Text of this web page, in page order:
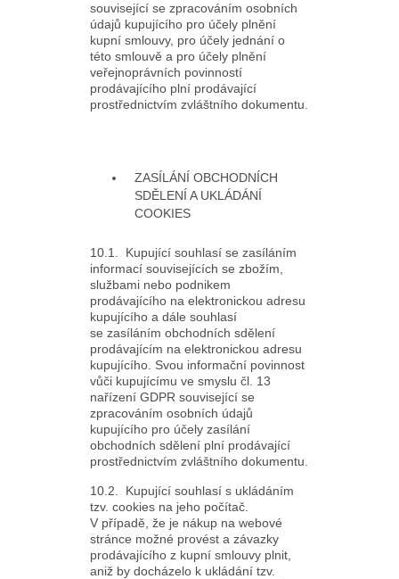
související se zpracováním osobních
údajů kupujícího pro účely plnění
kupní smlouvy, pro účely jednání o
této smlouvě a pro účely plnění
veřejnoprávních povinností
prodávajícího plní prodávající
prostřednictvím zvláštního dokumentu.
ZASÍLÁNÍ OBCHODNÍCH
SDĚLENÍ A UKLÁDÁNÍ
COOKIES
10.1. Kupující souhlasí se zasíláním
informací souvisejících se zbožím,
službami nebo podnikem
prodávajícího na elektronickou adresu
kupujícího a dále souhlasí
se zasíláním obchodních sdělení
prodávajícím na elektronickou adresu
kupujícího. Svou informační povinnost
vůči kupujícímu ve smyslu čl. 13
nařízení GDPR související se
zpracováním osobních údajů
kupujícího pro účely zasílání
obchodních sdělení plní prodávající
prostřednictvím zvláštního dokumentu.
10.2. Kupující souhlasí s ukládáním
tzv. cookies na jeho počítač.
V případě, že je nákup na webové
stránce možné provést a závazky
prodávajícího z kupní smlouvy plnit,
aniž by docházelo k ukládání tzv.